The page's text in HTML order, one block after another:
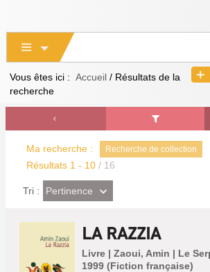
Vous êtes ici : Accueil / Résultats de la
recherche
Ma recherche : Recherche de collection
Résultats 1 - 10 / 16
Tri : (Effet
imédiat)
Pertinence
LA RAZZIA
Livre | Zaoui, Amin | Le
1999 (Fiction française)